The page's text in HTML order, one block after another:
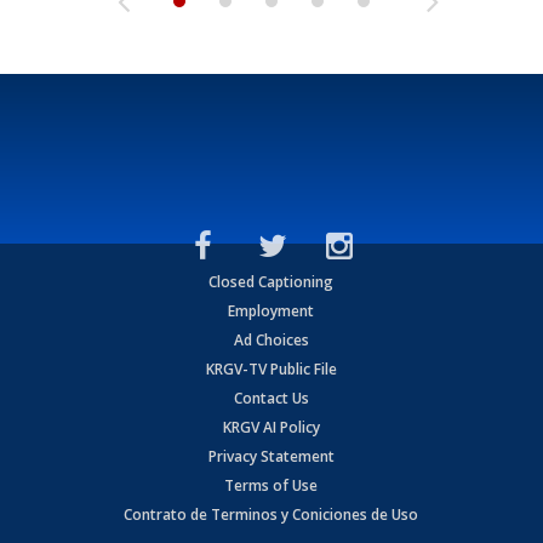
Closed Captioning
Employment
Ad Choices
KRGV-TV Public File
Contact Us
KRGV AI Policy
Privacy Statement
Terms of Use
Contrato de Terminos y Coniciones de Uso